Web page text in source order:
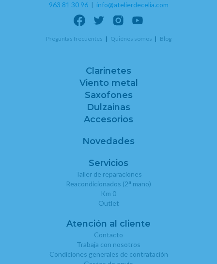
963 81 30 96| info@atelierdecelia.com
Preguntas frecuentes Quiénes somos Blog
Clarinetes
Viento metal
Saxofones
Dulzainas
Accesorios
Novedades
Servicios
Taller de reparaciones
Reacondicionados (2a mano)
Km 0
Outlet
Atención al cliente
Contacto
Trabaja con nosotros
Condiciones generales de contratación